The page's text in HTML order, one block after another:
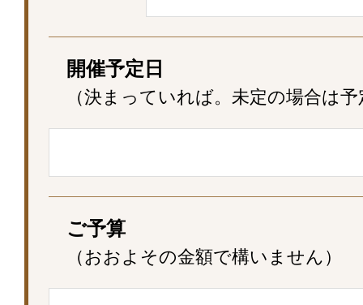
開催予定日
（決まっていれば。未定の場合は
ご予算
（おおよその金額で構いません）